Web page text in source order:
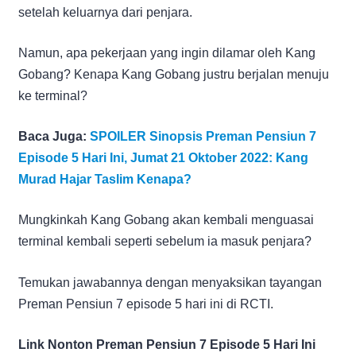
setelah keluarnya dari penjara.
Namun, apa pekerjaan yang ingin dilamar oleh Kang
Gobang? Kenapa Kang Gobang justru berjalan menuju
ke terminal?
Baca Juga: SPOILER Sinopsis Preman Pensiun 7
Episode 5 Hari Ini, Jumat 21 Oktober 2022: Kang
Murad Hajar Taslim Kenapa?
Mungkinkah Kang Gobang akan kembali menguasai
terminal kembali seperti sebelum ia masuk penjara?
Temukan jawabannya dengan menyaksikan tayangan
Preman Pensiun 7 episode 5 hari ini di RCTI.
Link Nonton Preman Pensiun 7 Episode 5 Hari Ini